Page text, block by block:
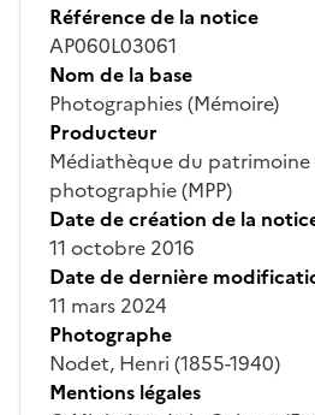
Référence de la notice
AP060L03061
Nom de la base
Photographies (Mémoire)
Producteur
Médiathèque du patrimoine
photographie (MPP)
Date de création de la
11 octobre 2016
Date de dernière
11 mars 2024
Photographe
Nodet, Henri (1855-1940)
Mentions légales